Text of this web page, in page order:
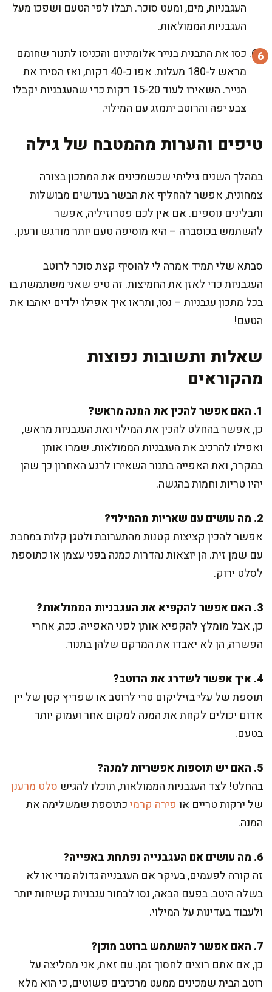
העגבניות, מים, ומעט סוכר. תבלו לפי הטעם ושפכו מעל
העגבניות הממולאות.
כסו את התבנית בנייר אלומיניום והכניסו לתנור שחומם
מראש ל-180 מעלות. אפו כ-40 דקות, ואז הסירו את
הנייר. השאירו לעוד 15-20 דקות כדי שהעגבניות יקבלו
צבע יפה והרוטב יתמזג עם המילוי.
טיפים והערות מהמטבח של גילה
במהלך השנים גיליתי שכשמכינים את המתכון בצורה
צמחונית, אפשר להחליף את הבשר בעדשים מבושלות
ותבלינים נוספים. אם אין לכם פטרוזיליה, אפשר
להשתמש בכוסברה – היא מוסיפה טעם יותר מודגש ורענן.
סבתא שלי תמיד אמרה לי להוסיף קצת סוכר לרוטב
העגבניות כדי לאזן את החמיצות. זה טיפ שאני משתמשת בו
בכל מתכון עגבניות – נסו, ותראו איך אפילו ילדים יאהבו את
הטעם!
שאלות ותשובות נפוצות
מהקוראים
1. האם אפשר להכין את המנה מראש?
כן, אפשר בהחלט להכין את המילוי ואת העגבניות מראש,
ואפילו להרכיב את העגבניות הממולאות. שמרו אותן
במקרר, ואת האפייה בתנור השאירו לרגע האחרון כך שהן
יהיו טריות וחמות בהגשה.
2. מה עושים עם שאריות מהמילוי?
אפשר להכין קציצות קטנות מהתערובת ולטגן קלות במחבת
עם שמן זית. הן יוצאות נהדרות כמנה בפני עצמן או כתוספת
לסלט ירוק.
3. האם אפשר להקפיא את העגבניות הממולאות?
כן, אבל מומלץ להקפיא אותן לפני האפייה. ככה, אחרי
הפשרה, הן לא יאבדו את המרקם שלהן בתנור.
4. איך אפשר לשדרג את הרוטב?
תוספת של עלי בזיליקום טרי לרוטב או שפריץ קטן של יין
אדום יכולים לקחת את המנה למקום אחר ועמוק יותר
בטעם.
5. האם יש תוספות אפשריות למנה?
בהחלט! לצד העגבניות הממולאות, תוכלו להגיש סלט מרענן
של ירקות טריים או פירה קרמיכתוספת שמשלימה את
המנה.
6. מה עושים אם העגבנייה נפתחת באפייה?
זה קורה לפעמים, בעיקר אם העגבנייה גדולה מדי או לא
בשלה היטב. בפעם הבאה, נסו לבחור עגבניות קשיחות יותר
ולעבוד בעדינות על המילוי.
7. האם אפשר להשתמש ברוטב מוכן?
כן, אם אתם רוצים לחסוך זמן. עם זאת, אני ממליצה על
רוטב הבית שמכינים ממעט מרכיבים פשוטים, כי הוא מלא